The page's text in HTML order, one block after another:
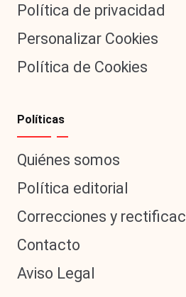
Política de privacidad
Personalizar Cookies
Política de Cookies
Políticas
Quiénes somos
Política editorial
Correcciones y
Contacto
Aviso Legal